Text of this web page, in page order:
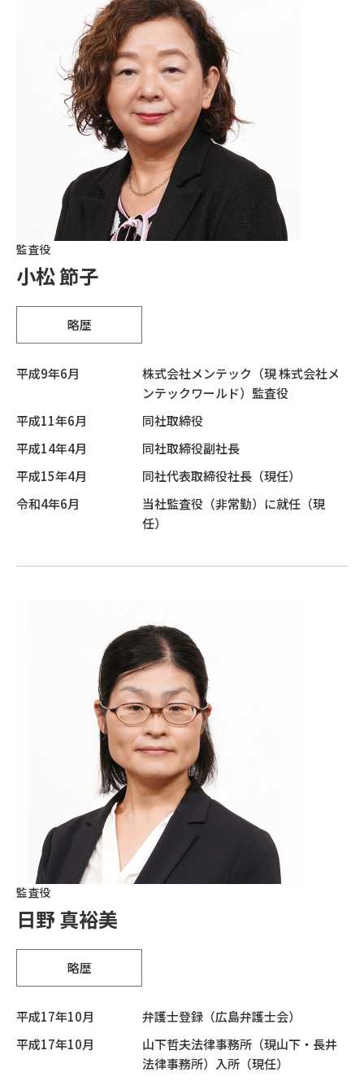
監査役
小松 節子
略歴
平成9年6月
株式会社メンテック（現 株式会社メ
ンテックワールド）監査役
平成11年6月
同社取締役
平成14年4月
同社取締役副社長
平成15年4月
同社代表取締役社長（現任）
令和4年6月
当社監査役（非常勤）に就任（現
任）
監査役
日野 真裕美
略歴
平成17年10月
弁護士登録（広島弁護士会）
平成17年10月
山下哲夫法律事務所（現山下・長井
法律事務所）入所（現任）